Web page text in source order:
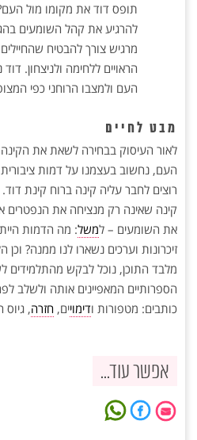
תופס דוד את מקומו מול
להרגיע את קהל השומעים
מרגיש צורך להבטיח
הראויים ללחימה ולניצחון.
העם ולמצבו הרוחני כפי
מבט לחיים
לאור העיסוק בבחירה לשאת את הקינה
העם, נחשוב בעצמנו על דמות ציבורית
רוצים לחבר עליה קינה ברוח קינת
קינה שאינה רק מנציחה את הנפטרים
את השומעים – למשל: מה הדמות
זיכרונות וערכים נשארו לנו ממנה? וכן
מלבד התוכן, נוכל לבקש מהתלמידים
הספרותיים המאפיינים אותה ולשלב
כותבים: מטפורות ודימויים, חזרה,
אפשר עוד...